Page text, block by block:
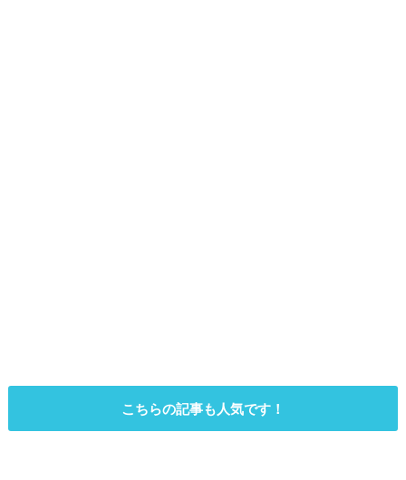
こちらの記事も人気です！